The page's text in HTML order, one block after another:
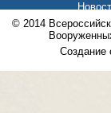
© 2014
Создание